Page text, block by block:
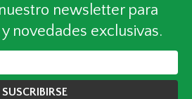
newsletter para
novedades exclusivas.
SUSCRIBIRSE